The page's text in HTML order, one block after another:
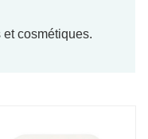
cosmétiques.